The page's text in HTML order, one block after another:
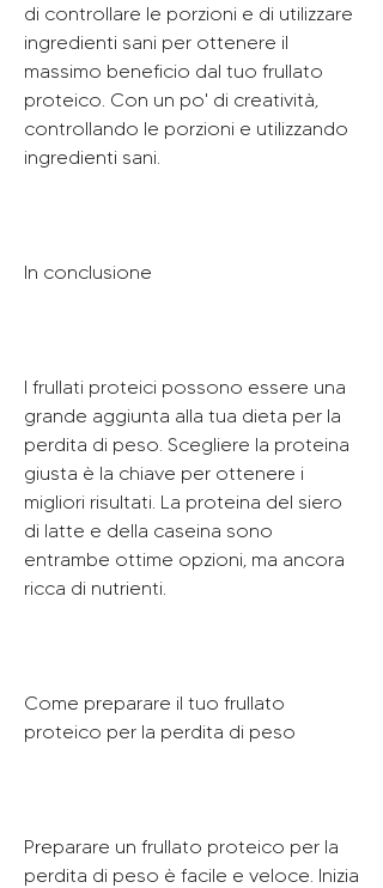
di controllare le porzioni e di utilizzare
ingredienti sani per ottenere il
massimo beneficio dal tuo frullato
proteico. Con un po' di creatività,
controllando le porzioni e utilizzando
ingredienti sani.
In conclusione
I frullati proteici possono essere una
grande aggiunta alla tua dieta per la
perdita di peso. Scegliere la proteina
giusta è la chiave per ottenere i
migliori risultati. La proteina del siero
di latte e della caseina sono
entrambe ottime opzioni, ma ancora
ricca di nutrienti.
Come preparare il tuo frullato
proteico per la perdita di peso
Preparare un frullato proteico per la
perdita di peso è facile e veloce. Inizia